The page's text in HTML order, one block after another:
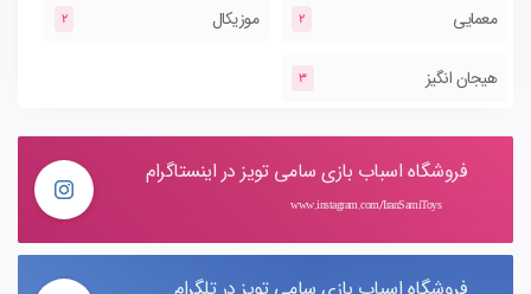
معمایی 2 موزیکال 2
هیجان انگیز 3
فروشگاه اسباب بازی سامی تویز در اینستاگرام
www.instagram.com/IranSamiToys